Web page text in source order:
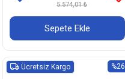
5.574,01 ₺
Sepete Ekle
%26
Ücretsiz Kargo